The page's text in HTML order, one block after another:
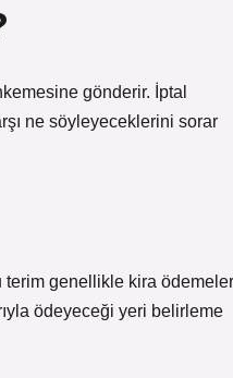
gönderir. İptal
ne söyleyeceklerini sorar
terim genellikle kira
ödeyeceği yeri belirleme